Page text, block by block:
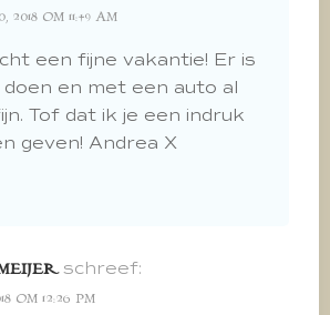
OM 11:49 AM
een fijne vakantie! Er is
en met een auto al
Tof dat ik je een indruk
geven! Andrea X
schreef:
OM 12:26 PM